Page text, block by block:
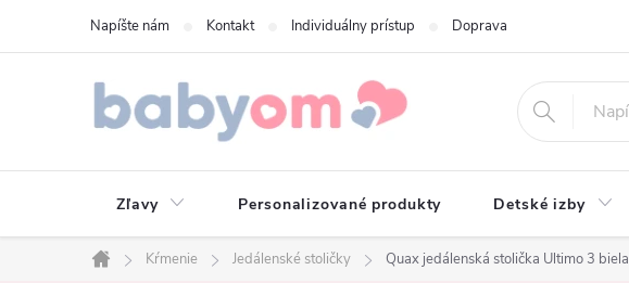
Napíšte nám Kontakt Individuálny prístup Doprava
Zľavy Personalizované produkty Detské izby
Domov
Kŕmenie Jedálenské stoličky Quax jedálenská stolička Ultimo 3 biela